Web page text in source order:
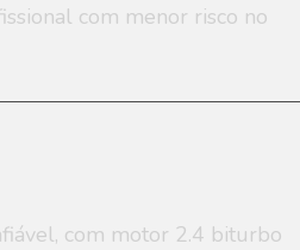
com menor risco no
com motor 2.4 biturbo